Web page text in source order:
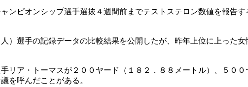
ピオンシップ選手選抜４週間前までテストステロン数値を報告
）選手の記録データの比較結果を公開したが、昨年上位に上った
ア・トーマスが２００ヤード（１８２．８８メートル）、５０
を呼んだことがある。